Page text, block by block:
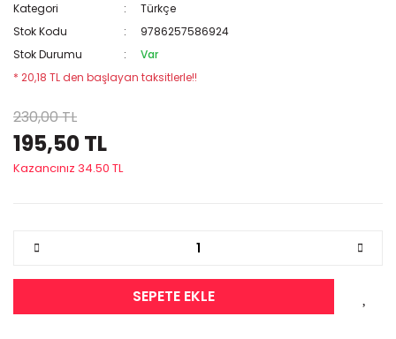
Kategori
Türkçe
Stok Kodu
9786257586924
Stok Durumu
Var
* 20,18 TL den başlayan taksitlerle!!
230,00 TL
195,50 TL
Kazancınız 34.50 TL
SEPETE EKLE